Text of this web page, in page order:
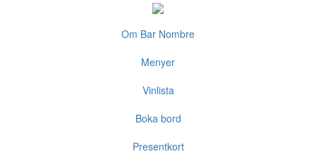
Om Bar Nombre
Menyer
Vinlista
Boka bord
Presentkort